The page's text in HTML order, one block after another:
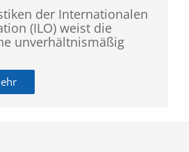
der Internationalen
(ILO) weist die
unverhältnismäßig
auf den Markt